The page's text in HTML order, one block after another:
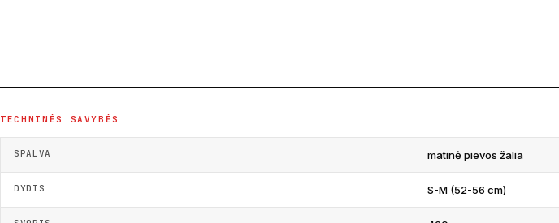
TECHNINĖS SAVYBĖS
SPALVA matinė pievos žalia
DYDIS S-M (52-56 cm)